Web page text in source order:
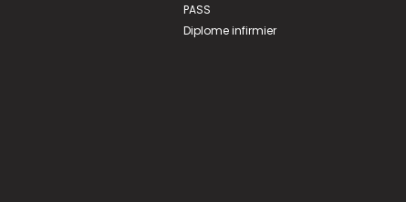
PASS
Diplome infirmier